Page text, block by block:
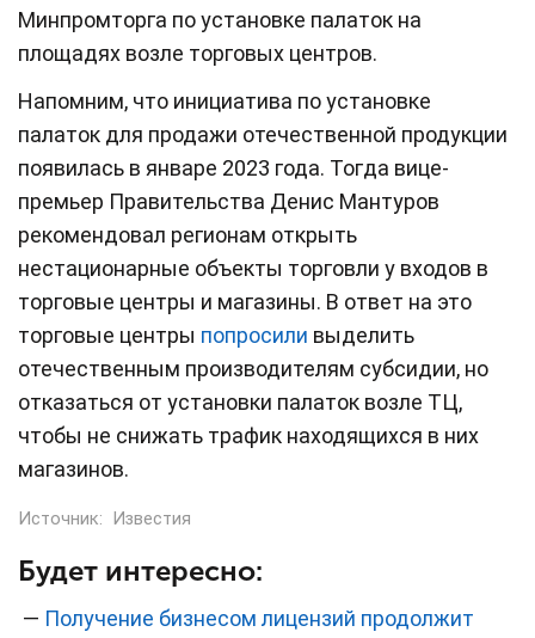
Минпромторга по установке палаток на
площадях возле торговых центров.
Напомним, что инициатива по установке
палаток для продажи отечественной продукции
появилась в январе 2023 года. Тогда вице-
премьер Правительства Денис Мантуров
рекомендовал регионам открыть
нестационарные объекты торговли у входов в
торговые центры и магазины. В ответ на это
торговые центры попросили выделить
отечественным производителям субсидии, но
отказаться от установки палаток возле ТЦ,
чтобы не снижать трафик находящихся в них
магазинов.
Источник: Известия
Будет интересно:
— Получение бизнесом лицензий продолжит